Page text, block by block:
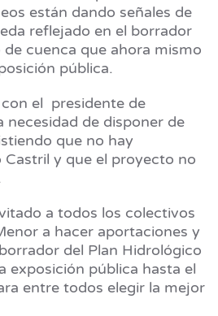
están dando señales de
reflejado en el borrador
cuenca que ahora mismo
pública.
el presidente de
necesidad de disponer de
que no hay
y que el proyecto no
a todos los colectivos
a hacer aportaciones y
del Plan Hidrológico
exposición pública hasta el
entre todos elegir la mejor